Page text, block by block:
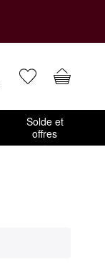
Solde et
offres